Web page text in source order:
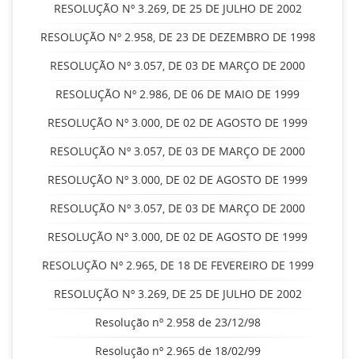
RESOLUÇÃO Nº 3.269, DE 25 DE JULHO DE 2002
RESOLUÇÃO Nº 2.958, DE 23 DE DEZEMBRO DE 1998
RESOLUÇÃO Nº 3.057, DE 03 DE MARÇO DE 2000
RESOLUÇÃO Nº 2.986, DE 06 DE MAIO DE 1999
RESOLUÇÃO Nº 3.000, DE 02 DE AGOSTO DE 1999
RESOLUÇÃO Nº 3.057, DE 03 DE MARÇO DE 2000
RESOLUÇÃO Nº 3.000, DE 02 DE AGOSTO DE 1999
RESOLUÇÃO Nº 3.057, DE 03 DE MARÇO DE 2000
RESOLUÇÃO Nº 3.000, DE 02 DE AGOSTO DE 1999
RESOLUÇÃO Nº 2.965, DE 18 DE FEVEREIRO DE 1999
RESOLUÇÃO Nº 3.269, DE 25 DE JULHO DE 2002
Resolução nº 2.958 de 23/12/98
Resolução nº 2.965 de 18/02/99